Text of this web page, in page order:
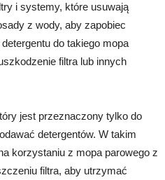
i systemy, które usuwają
z wody, aby zapobiec
do takiego mopa
filtra lub innych
jest przeznaczony tylko do
detergentów. W takim
korzystaniu z mopa parowego z
filtra, aby utrzymać